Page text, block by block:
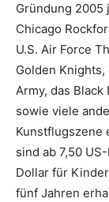
Gründung 2005
Chicago
U.S. Air Force
Golden
Army, das Black
sowie viele
Kunstflugszene
sind ab 7,50
Dollar für
fünf Jahren